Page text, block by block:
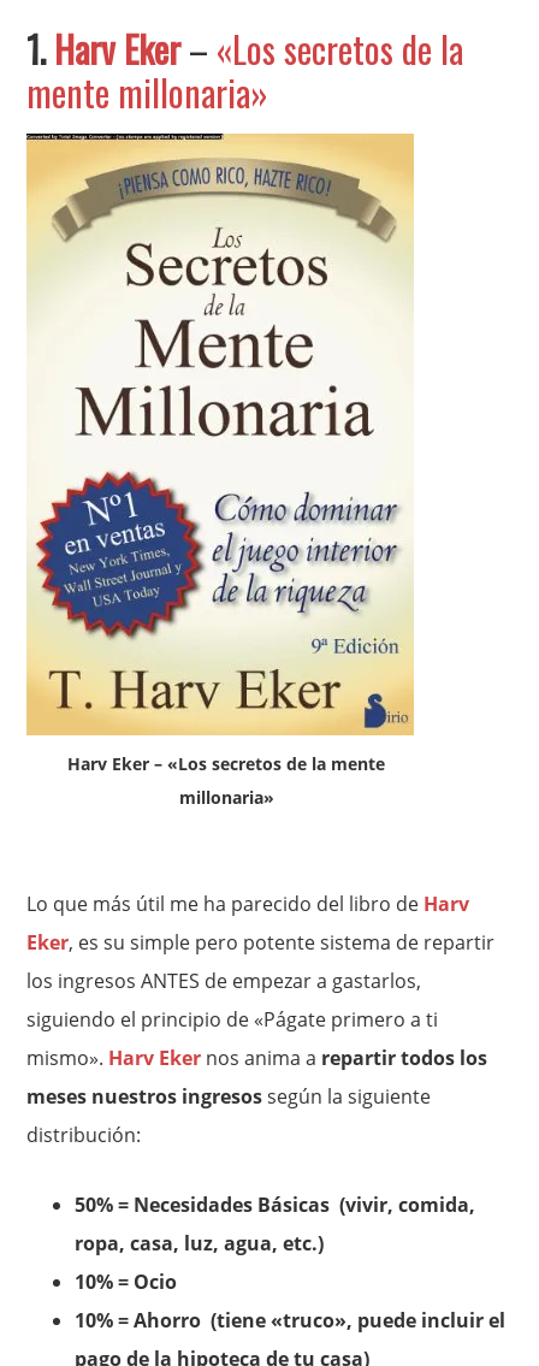
1.Harv Eker– «Los secretos de la
mente millonaria»
Harv Eker – «Los secretos de la mente
millonaria»
Lo que más útil me ha parecido del libro de Harv
Eker, es su simple pero potente sistema de repartir
los ingresos ANTES de empezar a gastarlos,
siguiendo el principio de «Págate primero a ti
mismo». Harv Eker nos anima a repartir todos los
meses nuestros ingresossegún la siguiente
distribución:
50% = Necesidades Básicas (vivir, comida,
ropa, casa, luz, agua, etc.)
10% = Ocio
10% = Ahorro (tiene «truco», puede incluir el
pago de la hipoteca de tu casa)